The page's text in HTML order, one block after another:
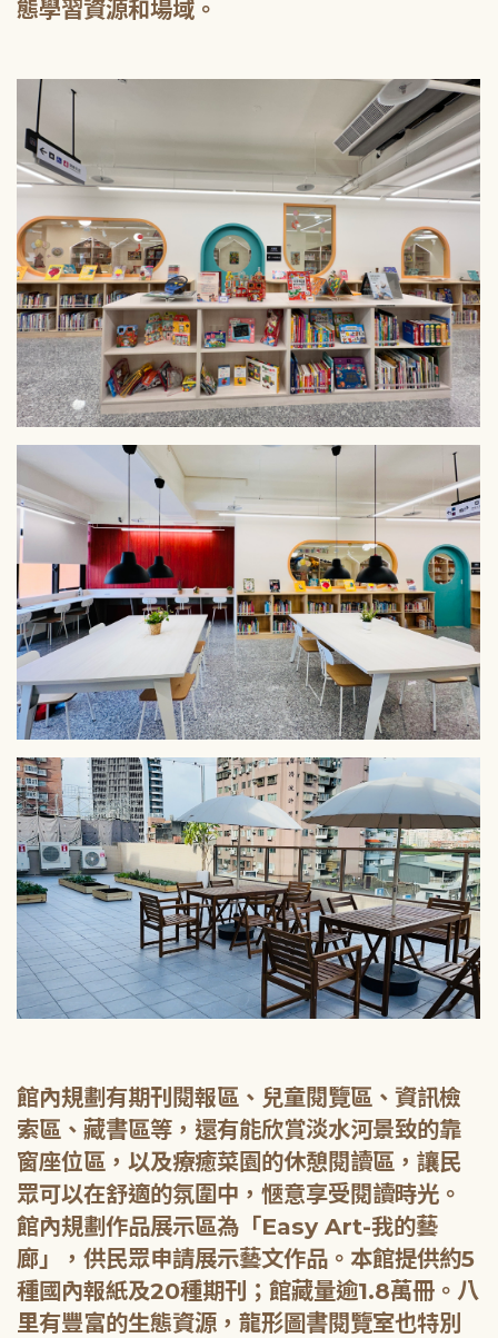
館內規劃有期刊閱報區、兒童閱覽區、資訊檢
索區、藏書區等，還有能欣賞淡水河景致的靠
窗座位區，以及療癒菜園的休憩閱讀區，讓民
眾可以在舒適的氛圍中，愜意享受閱讀時光。
館內規劃作品展示區為「Easy Art-我的藝
廊」，供民眾申請展示藝文作品。本館提供約5
種國內報紙及20種期刊；館藏量逾1.8萬冊。八
里有豐富的生態資源，龍形圖書閱覽室也特別